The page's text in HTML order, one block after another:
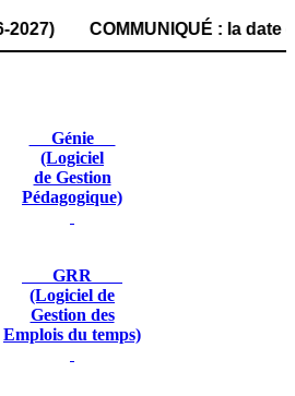
COMMUNIQUÉ : la date
Génie
(Logiciel
de Gestion
Pédagogique)
GRR
(Logiciel de
Gestion des
Emplois du temps)